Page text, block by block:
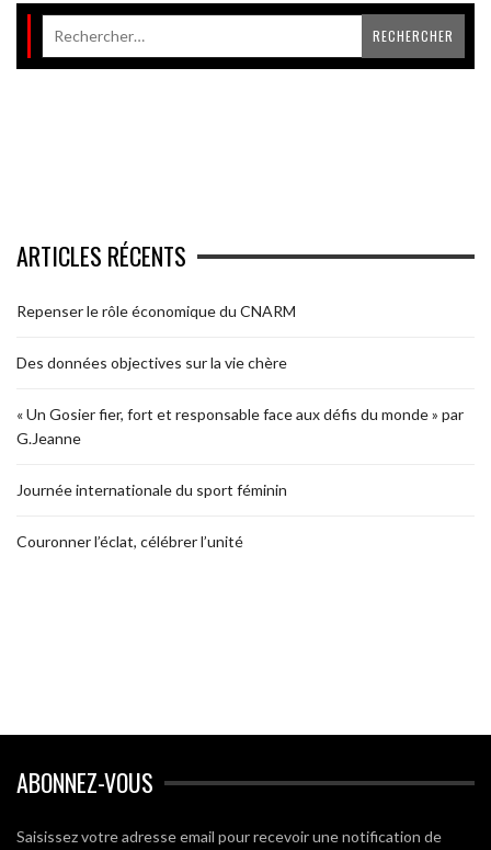
ARTICLES RÉCENTS
Repenser le rôle économique du CNARM
Des données objectives sur la vie chère
« Un Gosier fier, fort et responsable face aux défis du monde » par
G.Jeanne
Journée internationale du sport féminin
Couronner l’éclat, célébrer l’unité
ABONNEZ-VOUS
Saisissez votre adresse email pour recevoir une notification de